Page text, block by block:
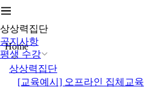
상상력집단
공지사항
평생 수강
Home
상상력집단
[교육예시] 오프라인 집체교육